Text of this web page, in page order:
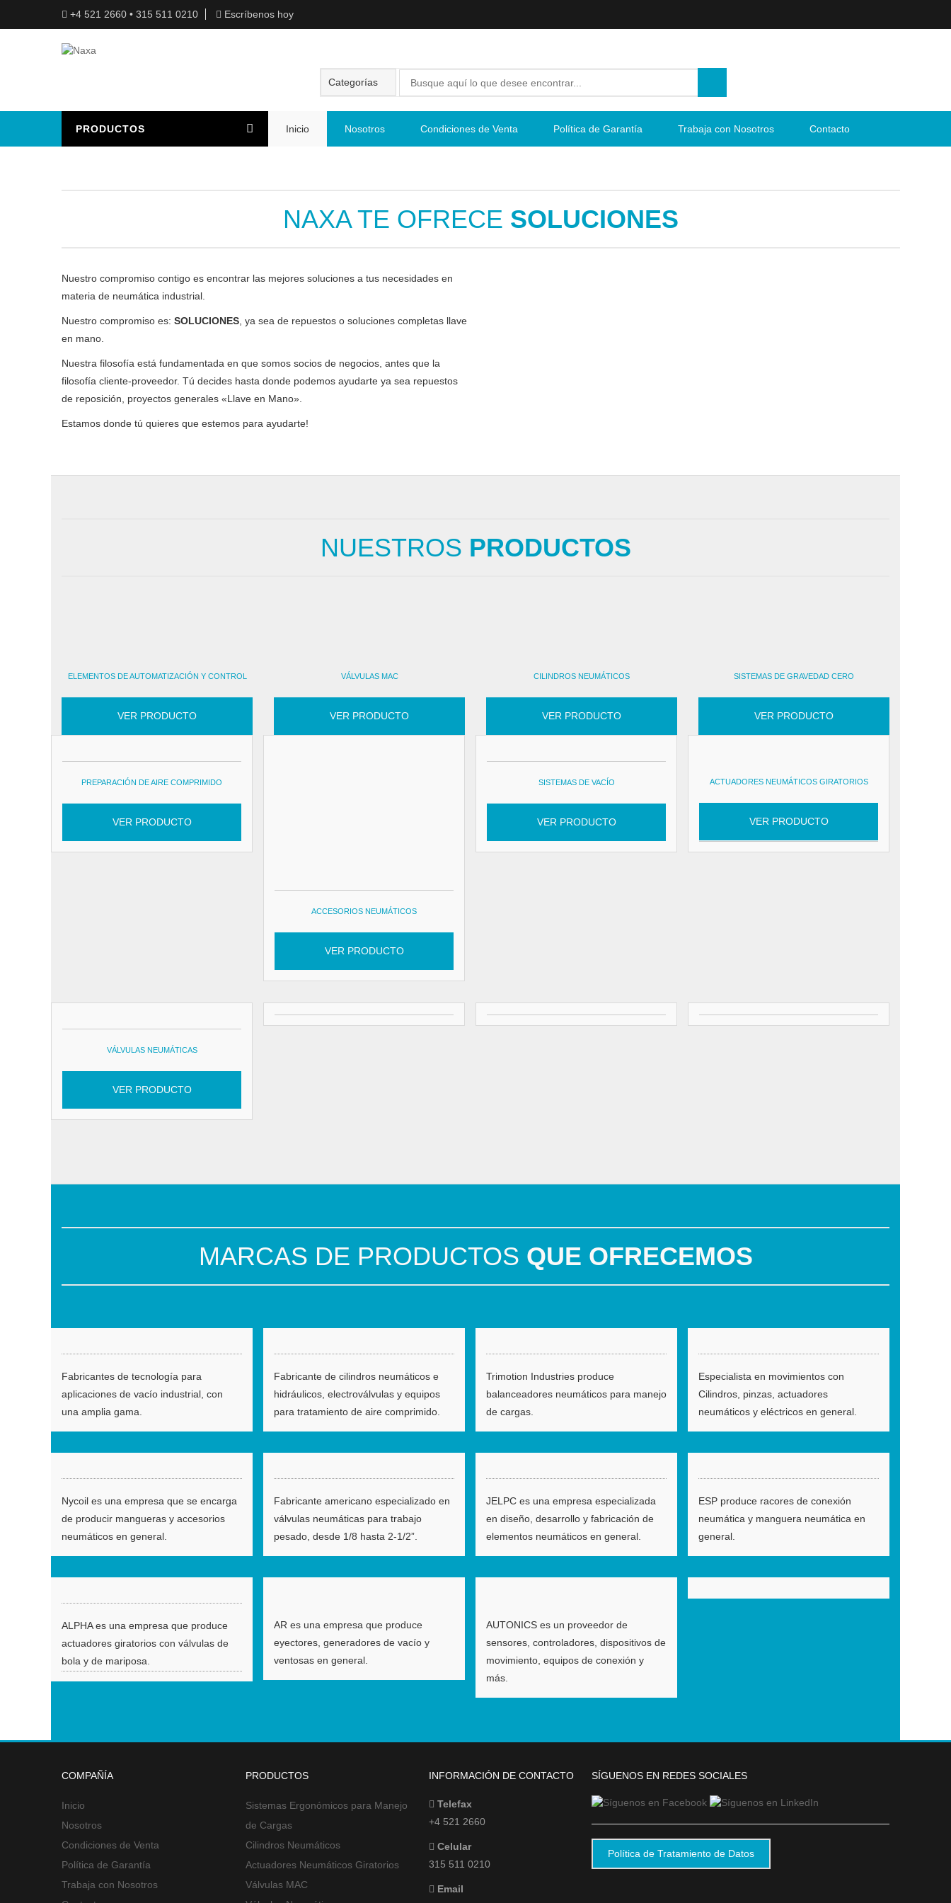
+4 521 2660 • 315 511 0210 Escríbenos hoy
PRODUCTOS Inicio Nosotros Condiciones de Venta Política de Garantía Trabaja con Nosotros Contacto
NAXA TE OFRECE SOLUCIONES
Nuestro compromiso contigo es encontrar las mejores soluciones a tus necesidades en
materia de neumática industrial.
Nuestro compromiso es: SOLUCIONES , ya sea de repuestos o soluciones completas llave
en mano.
Nuestra filosofía está fundamentada en que somos socios de negocios, antes que la
filosofía cliente-proveedor. Tú decides hasta donde podemos ayudarte ya sea repuestos
de reposición, proyectos generales «Llave en Mano».
Estamos donde tú quieres que estemos para ayudarte!
NUESTROS PRODUCTOS
ELEMENTOS DE AUTOMATIZACIÓN Y CONTROL
VER PRODUCTO
VÁLVULAS MAC
VER PRODUCTO
CILINDROS NEUMÁTICOS
VER PRODUCTO
SISTEMAS DE GRAVEDAD CERO
VER PRODUCTO
PREPARACIÓN DE AIRE COMPRIMIDO
VER PRODUCTO
ACCESORIOS NEUMÁTICOS
VER PRODUCTO
SISTEMAS DE VACÍO
VER PRODUCTO
ACTUADORES NEUMÁTICOS GIRATORIOS
VER PRODUCTO
VÁLVULAS NEUMÁTICAS
VER PRODUCTO
MARCAS DE PRODUCTOS QUE OFRECEMOS
Fabricantes de tecnología para
aplicaciones de vacío industrial, con
una amplia gama.
Fabricante de cilindros neumáticos e
hidráulicos, electroválvulas y equipos
para tratamiento de aire comprimido.
Trimotion Industries produce
balanceadores neumáticos para manejo
de cargas.
Especialista en movimientos con
Cilindros, pinzas, actuadores
neumáticos y eléctricos en general.
Nycoil es una empresa que se encarga
de producir mangueras y accesorios
neumáticos en general.
Fabricante americano especializado en
válvulas neumáticas para trabajo
pesado, desde 1/8 hasta 2-1/2”.
JELPC es una empresa especializada
en diseño, desarrollo y fabricación de
elementos neumáticos en general.
ESP produce racores de conexión
neumática y manguera neumática en
general.
ALPHA es una empresa que produce
actuadores giratorios con válvulas de
bola y de mariposa.
AR es una empresa que produce
eyectores, generadores de vacío y
ventosas en general.
AUTONICS es un proveedor de
sensores, controladores, dispositivos de
movimiento, equipos de conexión y
más.
COMPAÑÍA
Inicio
Nosotros
Condiciones de Venta
Política de Garantía
Trabaja con Nosotros
PRODUCTOS
Sistemas Ergonómicos para Manejo
de Cargas
Cilindros Neumáticos
Actuadores Neumáticos Giratorios
Válvulas MAC
INFORMACIÓN DE CONTACTO
Telefax
+4 521 2660
Celular
315 511 0210
Email
SÍGUENOS EN REDES SOCIALES
Política de Tratamiento de Datos